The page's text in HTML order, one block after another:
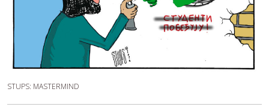
STUPS: MASTERMIND